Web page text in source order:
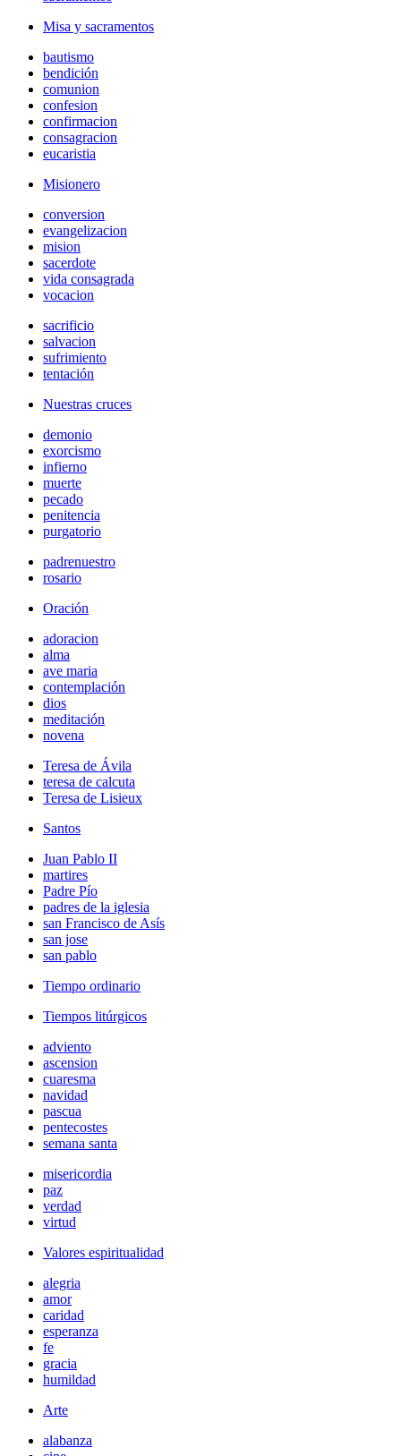
Misa y sacramentos
bautismo
bendición
comunion
confesion
confirmacion
consagracion
eucaristia
Misionero
conversion
evangelizacion
mision
sacerdote
vida consagrada
vocacion
sacrificio
salvacion
sufrimiento
tentación
Nuestras cruces
demonio
exorcismo
infierno
muerte
pecado
penitencia
purgatorio
padrenuestro
rosario
Oración
adoracion
alma
ave maria
contemplación
dios
meditación
novena
Teresa de Ávila
teresa de calcuta
Teresa de Lisieux
Santos
Juan Pablo II
martires
Padre Pío
padres de la iglesia
san Francisco de Asís
san jose
san pablo
Tiempo ordinario
Tiempos litúrgicos
adviento
ascension
cuaresma
navidad
pascua
pentecostes
semana santa
misericordia
paz
verdad
virtud
Valores espiritualidad
alegria
amor
caridad
esperanza
fe
gracia
humildad
Arte
alabanza